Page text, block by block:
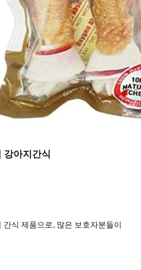
강아지간식
간식 제품으로, 많은 보호자분들이